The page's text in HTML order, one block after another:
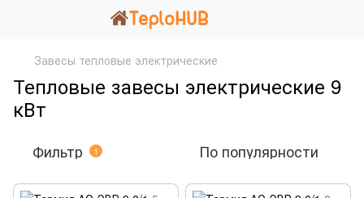
Завесы тепловые электрические
Тепловые завесы электрические 9
кВт
Фильтр 1 По популярности